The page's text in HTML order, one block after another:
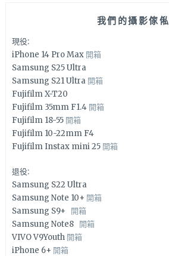
我們的攝影傢俬
現役:
iPhone 14 Pro Max 開箱
Samsung S25 Ultra
Samsung S21 Ultra 開箱
Fujifilm X-T20
Fujifilm 35mm F1.4 開箱
Fujifilm 18-55 開箱
Fujifilm 10-22mm F4
Fujifilm Instax mini 25 開箱
退役:
Samsung S22 Ultra
Samsung Note 10+ 開箱
Samsung S9+ 開箱
Samsung Note8 開箱
VIVO V9Youth 開箱
iPhone 6+ 開箱